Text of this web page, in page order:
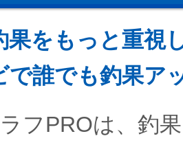
果をもっと重視
で誰でも釣果ア
フPROは、釣